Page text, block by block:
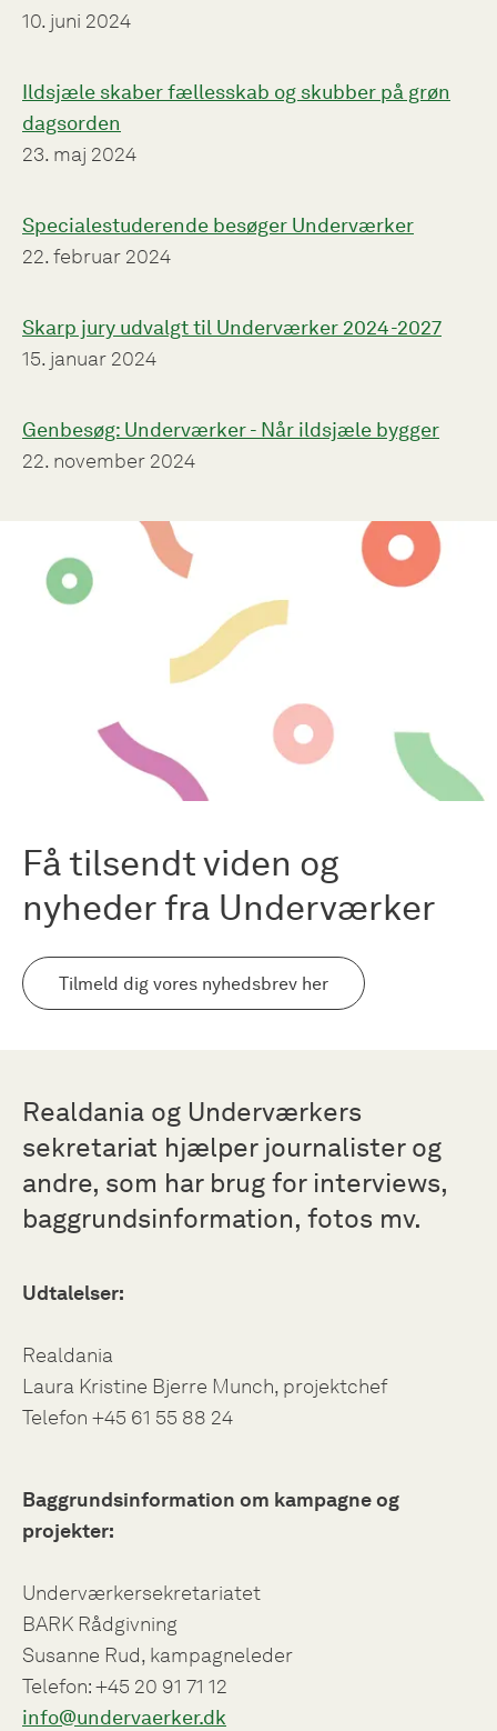
10. juni 2024
Ildsjæle skaber fællesskab og skubber på grøn
dagsorden
23. maj 2024
Specialestuderende besøger Underværker
22. februar 2024
Skarp jury udvalgt til Underværker 2024-2027
15. januar 2024
Genbesøg: Underværker - Når ildsjæle bygger
22. november 2024
Få tilsendt viden og
nyheder fra Underværker
Tilmeld dig vores nyhedsbrev her
Realdania og Underværkers
sekretariat hjælper journalister og
andre, som har brug for interviews,
baggrundsinformation, fotos mv.
Udtalelser:
Realdania
Laura Kristine Bjerre Munch, projektchef
Telefon +45 61 55 88 24
Baggrundsinformation om kampagne og
projekter:
Underværkersekretariatet
BARK Rådgivning
Susanne Rud, kampagneleder
Telefon: +45 20 91 71 12
info@undervaerker.dk